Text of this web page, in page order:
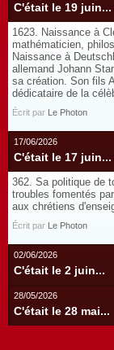
C'était le 19 juin...
1623. Naissance à
mathématicien,
Naissance à
allemand Johann
sa création. Son fils
dédicataire de la
Écrit par Le Photon
17/06/2026
C'était le 17 juin...
362. Sa politique de
troubles fomentés
aux chrétiens
Écrit par Le Photon
02/06/2026
C'était le 2 juin...
28/05/2026
C'était le 28 mai...